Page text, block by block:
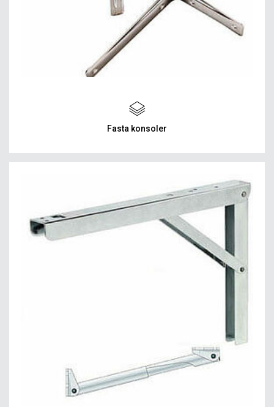
Fasta konsoler